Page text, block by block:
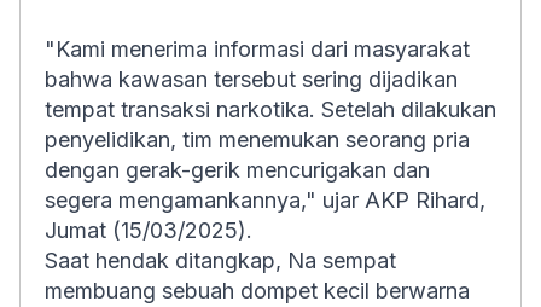
"Kami menerima informasi dari masyarakat
bahwa kawasan tersebut sering dijadikan
tempat transaksi narkotika. Setelah dilakukan
penyelidikan, tim menemukan seorang pria
dengan gerak-gerik mencurigakan dan
segera mengamankannya," ujar AKP Rihard,
Jumat (15/03/2025).
Saat hendak ditangkap, Na sempat
membuang sebuah dompet kecil berwarna